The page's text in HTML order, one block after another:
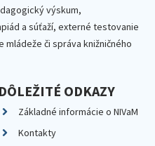
výskum,
a súťaží, externé testovanie
či správa knižničného
DÔLEŽITÉ ODKAZY
Základné informácie o NIVaM
Kontakty